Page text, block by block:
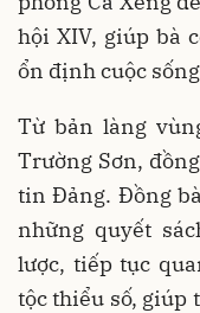
hội XIV, giúp bà
ổn định cuộc
Từ bản làng
Trường Sơn,
tin Đảng. Đồng
những quyết
lược, tiếp tục
tộc thiểu số, giúp